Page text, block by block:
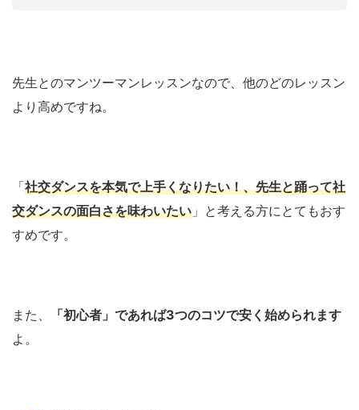
先生とのマンツーマンレッスンなので、他のどのレッスン
より高めですね。
「社交ダンスを本気で上手くなりたい！、先生と踊って社
交ダンスの面白さを味わいたい 」と考える方にとてもおす
すめです。
また、
「初心者」であれば3つのコツで安く始められます
よ。